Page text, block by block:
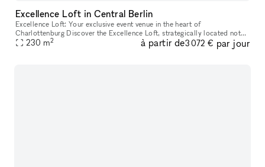
Excellence Loft in Central Berlin
Excellence Loft: Your exclusive event venue in the heart of
Charlottenburg Discover the Excellence Loft, strategically located not
far from Kurfürstendamm in Charlottenburg. This unique location cov
230 m2 à partir de3 072 € par jour